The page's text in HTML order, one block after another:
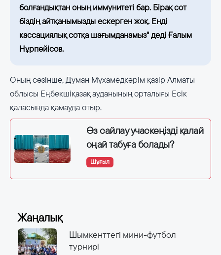
болғандықтан оның иммунитеті бар. Бірақ сот
біздің айтқанымызды ескерген жоқ. Енді
кассациялық сотқа шағымданамыз" деді Ғалым
Нұрпейісов.
Оның сөзінше, Думан Мұхамедкәрім қазір Алматы
облысы Еңбекшіқазақ ауданының орталығы Есік
қаласында қамауда отыр.
Өз сайлау учаскеңізді қалай
оңай табуға болады?
Шұғыл
Жаңалық
Шымкенттегі мини-футбол
турнирі